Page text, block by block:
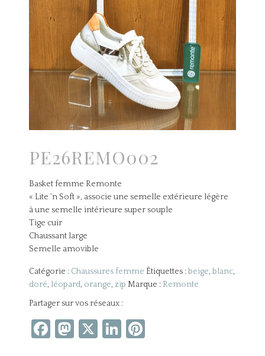
PE26REMO002
Basket femme Remonte
« Lite ‘n Soft », associe une semelle extérieure légère
à une semelle intérieure super souple
Tige cuir
Chaussant large
Semelle amovible
Catégorie : Chaussures femme Étiquettes :beige,blanc,
doré, léopard, orange,zip Marque : Remonte
Partager sur vos réseaux :
Facebook
Mastodon
X LinkedIn